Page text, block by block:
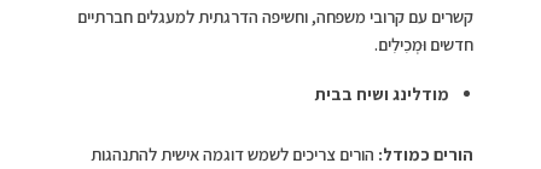
קשרים עם קרובי משפחה, וחשיפה הדרגתית למעגלים חברתיים
חדשים וּמְכִילִים.
מודלינג ושיח בבית
הורים כמודל: הורים צריכים לשמש דוגמה אישית להתנהגות